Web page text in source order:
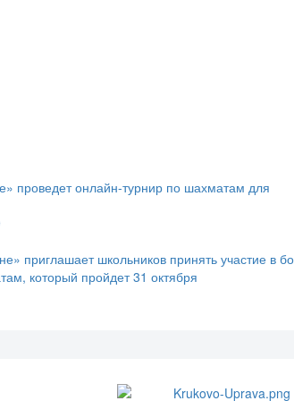
проведет онлайн-турнир по шахматам для
приглашает школьников принять участие в
который пройдет 31 октября